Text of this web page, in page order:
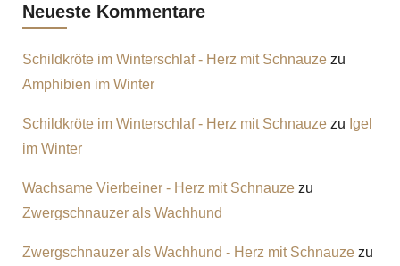
Neueste Kommentare
Schildkröte im Winterschlaf - Herz mit Schnauzezu
Amphibien im Winter
Schildkröte im Winterschlaf - Herz mit Schnauzezu Igel
im Winter
Wachsame Vierbeiner - Herz mit Schnauzezu
Zwergschnauzer als Wachhund
Zwergschnauzer als Wachhund - Herz mit Schnauzezu